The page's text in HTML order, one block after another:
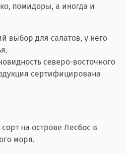
помидоры, а иногда и
выбор для салатов, у него
северо-восточного
сертифицирована
на острове Лесбос в
моря.